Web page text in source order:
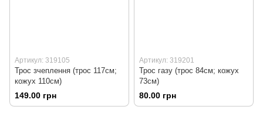
Артикул: 319105
Трос зчеплення (трос 117см;
кожух 110см)
149.00 грн
Артикул: 319201
Трос газу (трос 84см; кожух
73см)
80.00 грн